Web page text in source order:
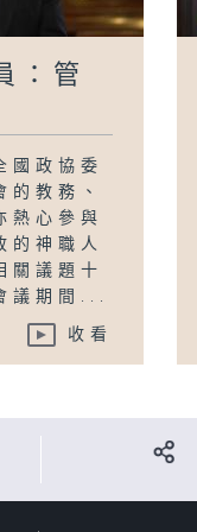
：管
國政協委
的教務、
熱心參與
的神職人
關議題十
議期間...
收看